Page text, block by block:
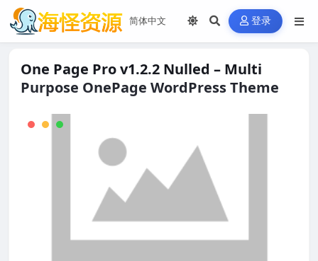
登录
One Page Pro v1.2.2 Nulled – Multi
Purpose OnePage WordPress Theme